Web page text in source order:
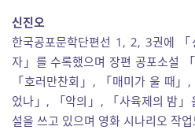
신진오
한국공포문학단편선 1, 2, 3권에
자」를 수록했으며 장편 공포소설
「호러만찬회」, 「매미가 울 때
었나」, 「악의」, 「사육제의 밤」
설을 쓰고 있으며 영화 시나리오 작